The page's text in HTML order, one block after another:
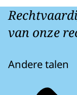
van onze
Andere talen